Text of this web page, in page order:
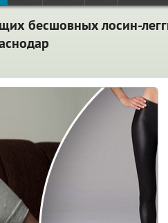
бесшовных лосин-